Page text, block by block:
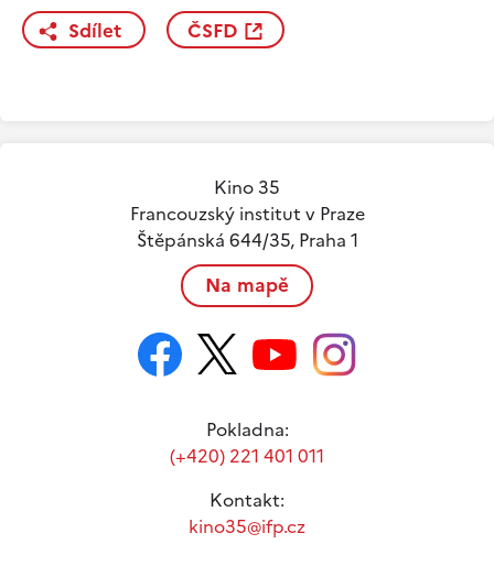
Sdílet ČSFD
Kino 35
Francouzský institut v Praze
Štěpánská 644/35, Praha 1
Na mapě
Pokladna:
(+420) 221 401 011
Kontakt:
kino35@ifp.cz